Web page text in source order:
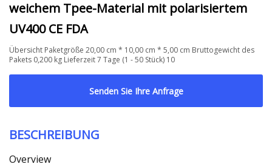
weichem Tpee-Material mit polarisiertem
UV400 CE FDA
Übersicht Paketgröße 20,00 cm * 10,00 cm * 5,00 cm Bruttogewicht des
Pakets 0,200 kg Lieferzeit 7 Tage (1 - 50 Stück) 10
Senden Sie Ihre Anfrage
BESCHREIBUNG
Overview